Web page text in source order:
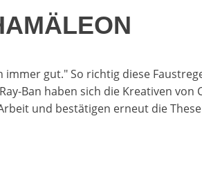
gut." So richtig diese
Ban haben sich die Kreativen
und bestätigen erneut die